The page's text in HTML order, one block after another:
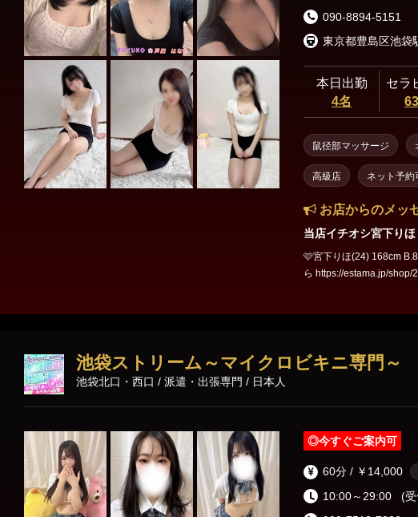
090-8894-5151
本日出勤
4名
セラ
鼠径部マッサージ
高級店 ネット予約
お店からのメッ
当店イチオシ宮下り
🩷宮下りほ(24) 168cm B.84 (E) W.56 H.82
ら https://estama.jp/shop/24980/cast/
池袋ストリーム～マイクロビキニ専門～
池袋北口・西口 / 派遣・出張専門 / 日本人
◎今すぐご案内可
60分 / ￥14,000
10:00～29:00
(